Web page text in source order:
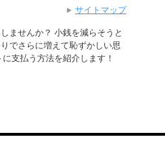
ませんか？ 小銭を減らそうと
でさらに増えて恥ずかしい思
支払う方法を紹介します！
サイトマップ